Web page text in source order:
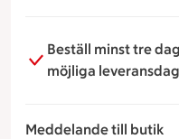
Beställ minst tre
möjliga
Meddelande till butik